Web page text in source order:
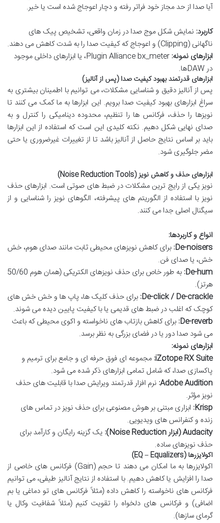
آیا صدا از حد مجاز خود فراتر رفته و دچار اعوجاج شده است یا خیر.
کاربرد: نمایش شکل موج صدا در زمان واقعی، تشخیص پیک های
ناگهانی (Clipping) و اعوجاج که کیفیت صدا را به شدت کاهش می دهند.
ابزارهای نمونه:
Plugin Alliance bx_meter، یا ابزارهای داخلی موجود
در DAWها.
ابزارهای قدرتمند بهبود کیفیت صدا (پس از آنالیز)
پس از آنالیز دقیق و شناسایی مشکلات، می توانیم با اطمینان بیشتری به
سراغ ابزارهای بهبود کیفیت صدا برویم. این ابزارها به ما کمک می کنند تا
نویزها را حذف، فرکانس ها را تنظیم، محدوده دینامیکی را کنترل و به
صدای نهایی شکل دهیم. نکته کلیدی این است که استفاده از این ابزارها
باید بر اساس نتایج حاصل از آنالیز باشد تا از تغییرات غیرضروری یا حتی
مضر جلوگیری شود.
ابزارهای حذف و کاهش نویز (Noise Reduction Tools)
نویز یکی از رایج ترین مشکلات در ضبط های صوتی است. ابزارهای حذف
نویز با استفاده از الگوریتم های پیشرفته، الگوهای نویز را شناسایی و از
سیگنال اصلی جدا می کنند.
انواع و کاربردها:
De-noisers: برای کاهش نویزهای محیطی ثابت مانند صدای هوم، خش
خش، یا صدای فن.
De-hum:
به طور خاص برای حذف نویزهای الکتریکی (همان هوم 50/60
هرتز).
De-click / De-crackle: برای حذف کلیک ها، پاپ ها و خش خش های
کوچک که اغلب در ضبط های قدیمی یا با کیفیت پایین دیده می شوند.
De-reverb: برای کاهش بازتاب های ناخواسته و اکوی محیطی که باعث
می شود صدا دور یا در فضای بزرگی به نظر برسد.
ابزارهای نمونه:
iZotope RX Suite: مجموعه ای فوق حرفه ای و جامع برای ترمیم و
پاکسازی صدا، که شامل تمامی ابزارهای ذکر شده می شود.
Adobe Audition: نرم افزار قدرتمند ویرایش صدا با قابلیت های حذف
نویز مؤثر.
Krisp: ابزاری مبتنی بر هوش مصنوعی برای حذف نویز در تماس های
زنده و کنفرانس های ویدیویی.
Audacity (ابزار Noise Reduction):
یک گزینه رایگان و کارآمد برای
حذف نویزهای ساده.
اکولایزرها (EQ – Equalizers)
اکولایزرها به ما امکان می دهند تا حجم (Gain) فرکانس های خاصی از
صدا را افزایش یا کاهش دهیم. با استفاده از نتایج آنالیز طیفی، می توانیم
فرکانس های ناخواسته را کاهش داده (مثلاً فرکانس های تو دماغی یا بم
اضافی) و فرکانس های دلخواه را تقویت کنیم (مثلاً شفافیت وکال یا
گرمای سازها).